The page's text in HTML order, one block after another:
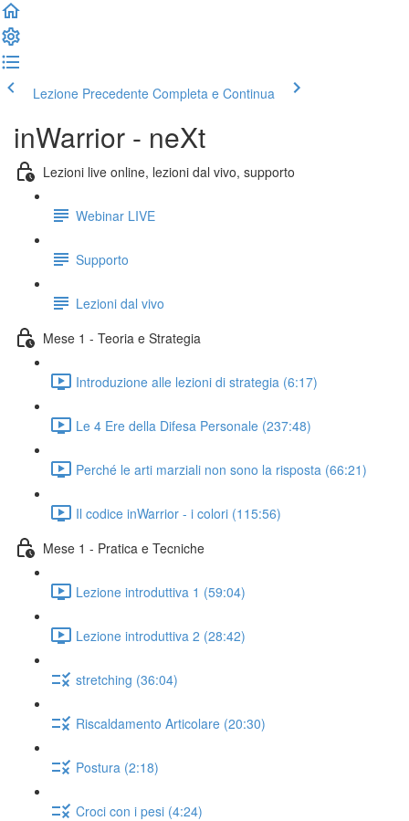
Lezione Precedente Completa e Continua
inWarrior - neXt
Lezioni live online, lezioni dal vivo, supporto
Webinar LIVE
Supporto
Lezioni dal vivo
Mese 1 - Teoria e Strategia
Introduzione alle lezioni di strategia (6:17)
Le 4 Ere della Difesa Personale (237:48)
Perché le arti marziali non sono la risposta (66:21)
Il codice inWarrior - i colori (115:56)
Mese 1 - Pratica e Tecniche
Lezione introduttiva 1 (59:04)
Lezione introduttiva 2 (28:42)
stretching (36:04)
Riscaldamento Articolare (20:30)
Postura (2:18)
Croci con i pesi (4:24)